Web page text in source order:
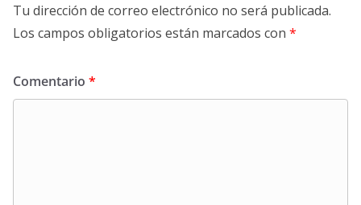
Tu dirección de correo electrónico no será publicada.
Los campos obligatorios están marcados con *
Comentario *